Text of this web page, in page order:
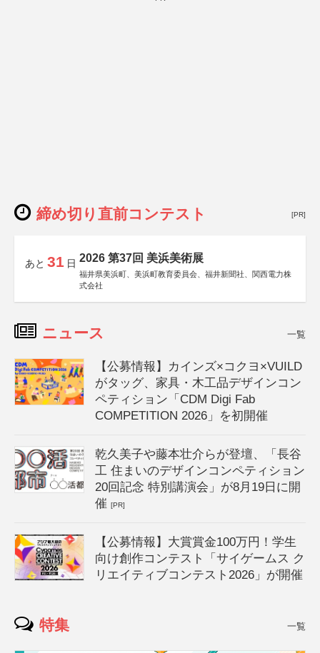
締め切り直前コンテスト [PR]
あと 31 日 2026 第37回 美浜美術展
福井県美浜町、美浜町教育委員会、福井新聞社、関西電力株
式会社
ニュース 一覧
【公募情報】カインズ×コクヨ×VUILD
がタッグ、家具・木工品デザインコン
ペティション「CDM Digi Fab
COMPETITION 2026」を初開催
乾久美子や藤本壮介らが登壇、「長谷
工 住まいのデザインコンペティション
20回記念 特別講演会」が8月19日に開
催[PR]
【公募情報】大賞賞金100万円！学生
向け創作コンテスト「サイゲームス ク
リエイティブコンテスト2026」が開催
特集 一覧